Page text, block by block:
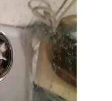
，一共洗了四戶!! 如
鏽跟泥沙堆積，洗
啡...